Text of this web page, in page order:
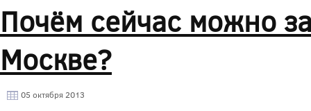
Почём сейчас можно
Москве?
05 октября 2013